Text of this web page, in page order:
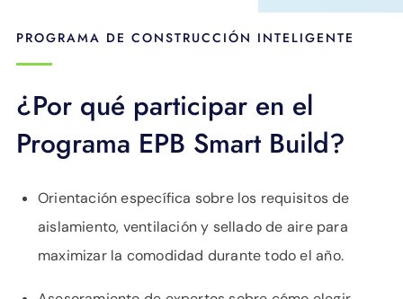
PROGRAMA DE CONSTRUCCIÓN INTELIGENTE
¿Por qué participar en el
Programa EPB Smart Build?
Orientación específica sobre los requisitos de
aislamiento, ventilación y sellado de aire para
maximizar la comodidad durante todo el año.